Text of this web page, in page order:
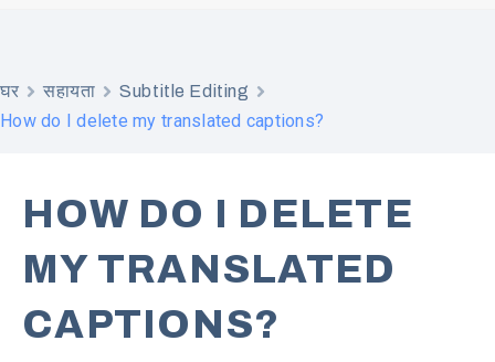
घर सहायता Subtitle Editing
How do I delete my translated captions?
HOW DO I DELETE
MY TRANSLATED
CAPTIONS?